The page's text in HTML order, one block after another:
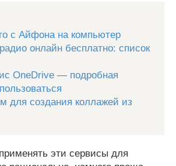
с Айфона на компьютер
онлайн бесплатно: список
OneDrive — подробная
для создания коллажей из
эти сервисы для